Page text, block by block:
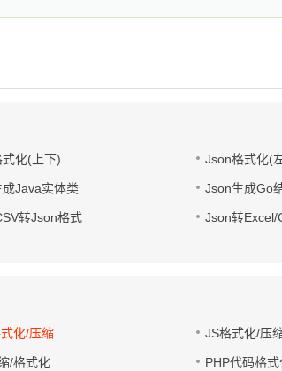
化(上下) Json格式化(
Java实体类 Json生成Go
转Json格式 Json转Excel/
化/压缩 JS格式化/压
/格式化 PHP代码格